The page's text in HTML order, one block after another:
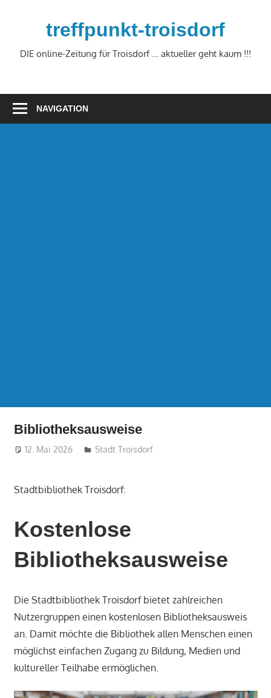
treffpunkt-troisdorf
DIE online-Zeitung für Troisdorf … aktueller geht kaum !!!
NAVIGATION
Bibliotheksausweise
12. Mai 2026 treffpunkt
Stadt Troisdorf
Stadtbibliothek Troisdorf:
Kostenlose
Bibliotheksausweise
Die Stadtbibliothek Troisdorf bietet zahlreichen
Nutzergruppen einen kostenlosen Bibliotheksausweis
an. Damit möchte die Bibliothek allen Menschen einen
möglichst einfachen Zugang zu Bildung, Medien und
kultureller Teilhabe ermöglichen.